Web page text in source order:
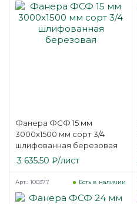
Фанера ФСФ 15 мм
3000х1500 мм сорт 3/4
шлифованная березовая
3 635.50 ₽/лист
Есть в наличии
Арт.: 100377